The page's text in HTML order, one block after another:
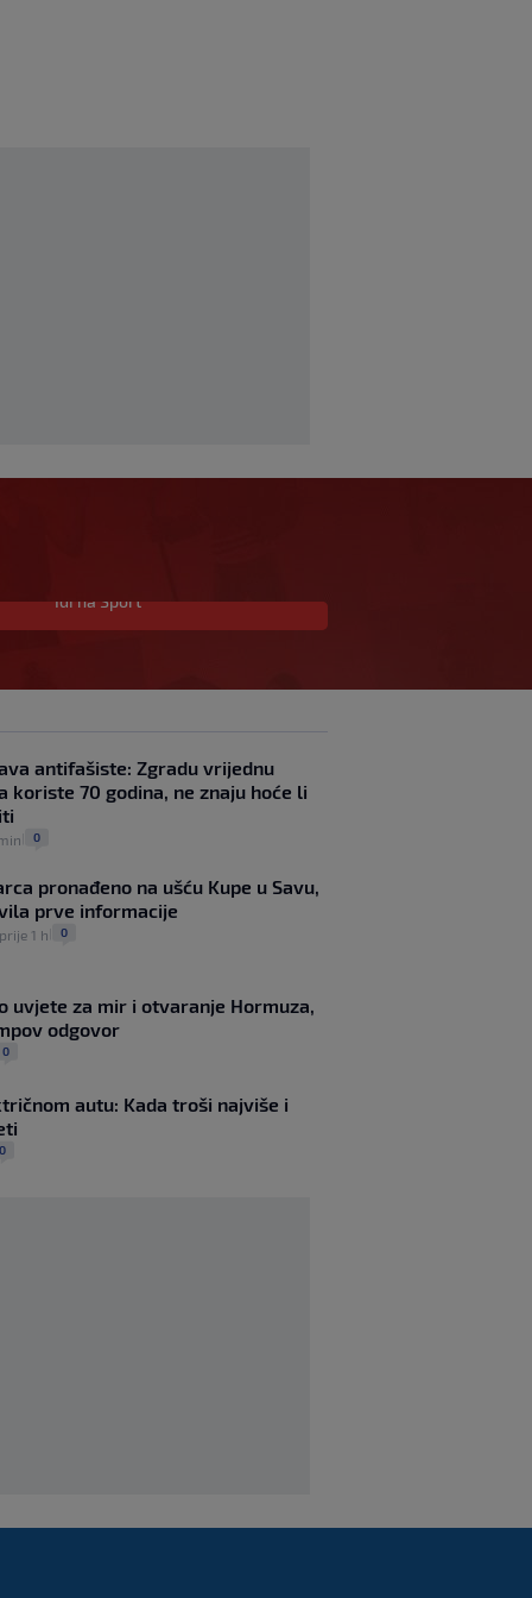
Mourinho naljutio naše
komentarom
ozljede: ‘Koljeno je
odmah nateklo’
SK prije 59 min
Carević nakon drugog
poraza: ‘Ne mogu biti
Jelavić: Igrom nismo
pretjerano zadovoljni,
Real teže od očekivanog
Idi na Sport
antifašiste: Zgradu vrijednu
koriste 70 godina, ne znaju hoće li
0
pronađeno na ušću Kupe u Savu,
prve informacije
prije 1 h 0
uvjete za mir i otvaranje Hormuza,
odgovor
0
autu: Kada troši najviše i
0